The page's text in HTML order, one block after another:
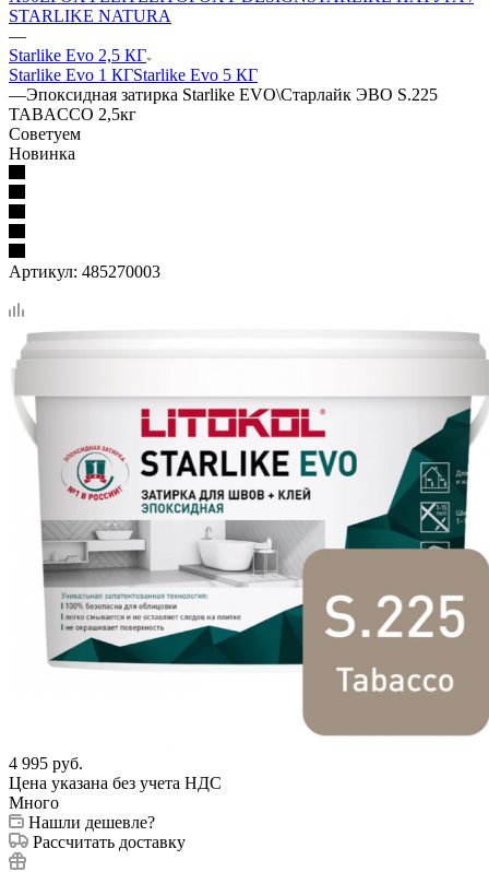
STARLIKE NATURA
—
Starlike Evo 2,5 КГ
Starlike Evo 1 КГStarlike Evo 5 КГ
—Эпоксидная затирка Starlike EVO\Старлайк ЭВО S.225
TABACCO 2,5кг
Советуем
Новинка
Артикул: 485270003
4 995 руб.
Цена указана без учета НДС
Много
Нашли дешевле?
Рассчитать доставку